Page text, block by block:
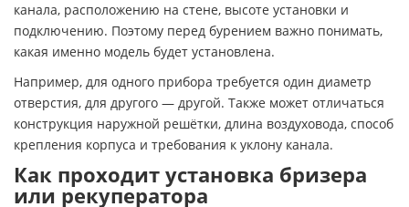
канала, расположению на стене, высоте установки и
подключению. Поэтому перед бурением важно понимать,
какая именно модель будет установлена.
Например, для одного прибора требуется один диаметр
отверстия, для другого — другой. Также может отличаться
конструкция наружной решётки, длина воздуховода, способ
крепления корпуса и требования к уклону канала.
Как проходит установка бризера
или рекуператора